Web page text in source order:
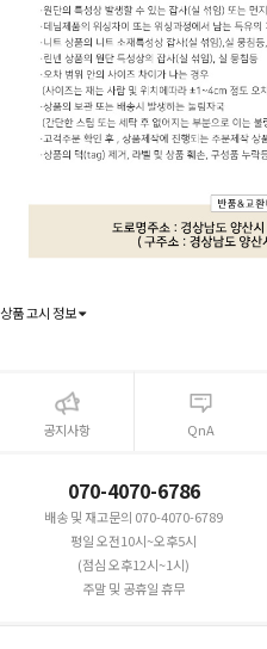
상품 고시 정보
공지사항 QnA
070-4070-6786
배송 및 재고문의 070-4070-6789
평일 오전10시~오후5시
(점심 오후12시~1시)
주말 및 공휴일 휴무